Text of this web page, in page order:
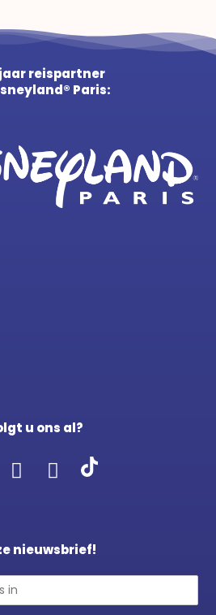
reispartner
Paris:
u ons al?
nieuwsbrief!